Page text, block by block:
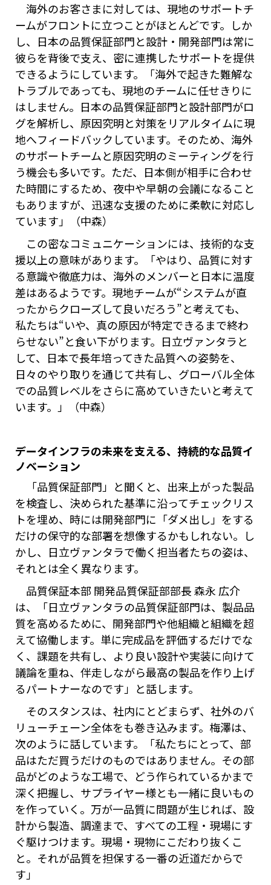
海外のお客さまに対しては、現地のサポートチ
ームがフロントに立つことがほとんどです。しか
し、日本の品質保証部門と設計・開発部門は常に
彼らを背後で支え、密に連携したサポートを提供
できるようにしています。「海外で起きた難解な
トラブルであっても、現地のチームに任せきりに
はしません。日本の品質保証部門と設計部門がロ
グを解析し、原因究明と対策をリアルタイムに現
地へフィードバックしています。そのため、海外
のサポートチームと原因究明のミーティングを行
う機会も多いです。ただ、日本側が相手に合わせ
た時間にするため、夜中や早朝の会議になること
もありますが、迅速な支援のために柔軟に対応し
ています」（中森）
この密なコミュニケーションには、技術的な支
援以上の意味があります。「やはり、品質に対す
る意識や徹底力は、海外のメンバーと日本に温度
差はあるようです。現地チームが“システムが直
ったからクローズして良いだろう”と考えても、
私たちは“いや、真の原因が特定できるまで終わ
らせない”と食い下がります。日立ヴァンタラと
して、日本で長年培ってきた品質への姿勢を、
日々のやり取りを通じて共有し、グローバル全体
での品質レベルをさらに高めていきたいと考えて
います。」（中森）
データインフラの未来を支える、持続的な品質イ
ノベーション
「品質保証部門」と聞くと、出来上がった製品
を検査し、決められた基準に沿ってチェックリス
トを埋め、時には開発部門に「ダメ出し」をする
だけの保守的な部署を想像するかもしれない。し
かし、日立ヴァンタラで働く担当者たちの姿は、
それとは全く異なります。
品質保証本部 開発品質保証部部長 森永 広介
は、「日立ヴァンタラの品質保証部門は、製品品
質を高めるために、開発部門や他組織と組織を超
えて協働します。単に完成品を評価するだけでな
く、課題を共有し、より良い設計や実装に向けて
議論を重ね、伴走しながら最高の製品を作り上げ
るパートナーなのです」と話します。
そのスタンスは、社内にとどまらず、社外のバ
リューチェーン全体をも巻き込みます。梅澤は、
次のように話しています。「私たちにとって、部
品はただ買うだけのものではありません。その部
品がどのような工場で、どう作られているかまで
深く把握し、サプライヤー様とも一緒に良いもの
を作っていく。万が一品質に問題が生じれば、設
計から製造、調達まで、すべての工程・現場にす
ぐ駆けつけます。現場・現物にこだわり抜くこ
と。それが品質を担保する一番の近道だからで
す」